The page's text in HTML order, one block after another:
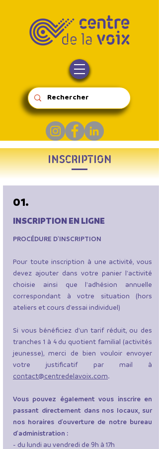
01.
INSCRIPTION EN LIGNE
PROCÉDURE D'INSCRIPTION
Pour toute inscription à une activité, vous
devez ajouter dans votre panier l'activité
choisie ainsi que l'adhésion annuelle
correspondant à votre situation (hors
ateliers et cours d'essai individuel)​
Si vous bénéficiez d'un tarif réduit, ou des
tranches 1 à 4 du quotient familial (activités
jeunesse), merci de bien vouloir envoyer
votre justificatif par mail à
contact@centredelavoix.com.
Vous pouvez également vous inscrire en
passant directement dans nos locaux, sur
nos horaires d'ouverture de notre bureau
d'administration :
- du lundi au vendredi de 9h à 17h
INSCRIPTION